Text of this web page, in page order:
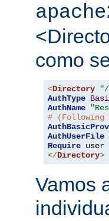
como
<Directory "/
AuthType
AuthName
#
AuthUserFile
Require
</Directory>
Vamos